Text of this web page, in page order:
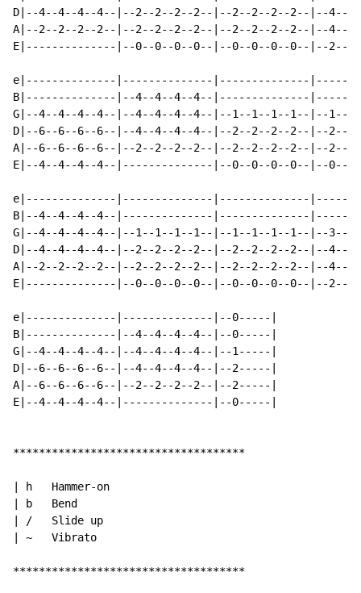
D|--4--4--4--4--|--2--2--2--2--|--2--2--2--2--|--4--
A|--2--2--2--2--|--2--2--2--2--|--2--2--2--2--|--4--
E|--------------|--0--0--0--0--|--0--0--0--0--|--2--
e|--------------|--------------|--------------
B|--------------|--4--4--4--4--|--------------
G|--4--4--4--4--|--4--4--4--4--|--1--1--1--1--|--1--
D|--6--6--6--6--|--4--4--4--4--|--2--2--2--2--|--2--
A|--6--6--6--6--|--2--2--2--2--|--2--2--2--2--|--2--
E|--4--4--4--4--|--------------|--0--0--0--0--|--0--
e|--------------|--------------|--------------
B|--4--4--4--4--|--------------|--------------
G|--4--4--4--4--|--1--1--1--1--|--1--1--1--1--|--3--
D|--4--4--4--4--|--2--2--2--2--|--2--2--2--2--|--4--
A|--2--2--2--2--|--2--2--2--2--|--2--2--2--2--|--4--
E|--------------|--0--0--0--0--|--0--0--0--0--|--2--
e|--------------|--------------|--0-----|
B|--------------|--4--4--4--4--|--0-----|
G|--4--4--4--4--|--4--4--4--4--|--1-----|
D|--6--6--6--6--|--4--4--4--4--|--2-----|
A|--6--6--6--6--|--2--2--2--2--|--2-----|
E|--4--4--4--4--|--------------|--0-----|
************************************
| h   Hammer-on
| b   Bend
| /   Slide up
| ~   Vibrato
************************************